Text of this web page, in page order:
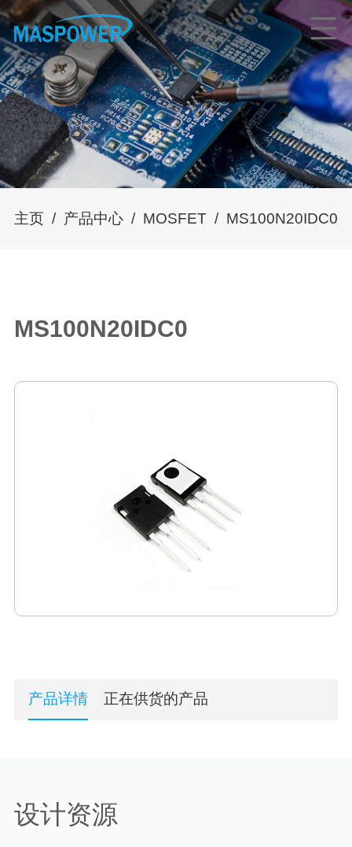
主页 / 产品中心 / MOSFET / MS100N20IDC0
MS100N20IDC0
产品详情 正在供货的产品
设计资源